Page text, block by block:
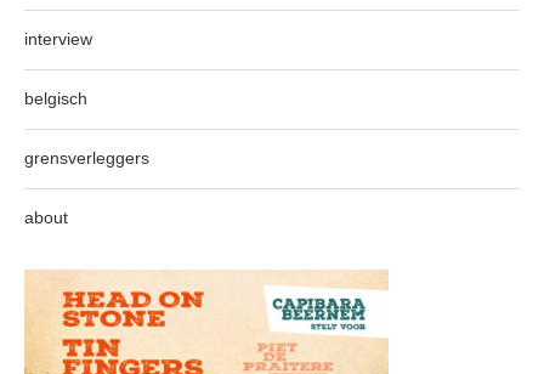
interview
belgisch
grensverleggers
about